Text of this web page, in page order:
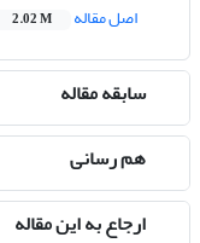
اصل مقاله
2.02 M
سابقه مقاله
هم رسانی
ارجاع به این مقاله